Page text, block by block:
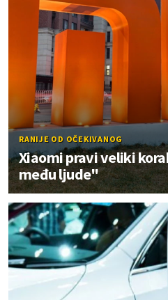
RANIJE OD OČEKIVANOG
Xiaomi pravi veliki
među ljude"